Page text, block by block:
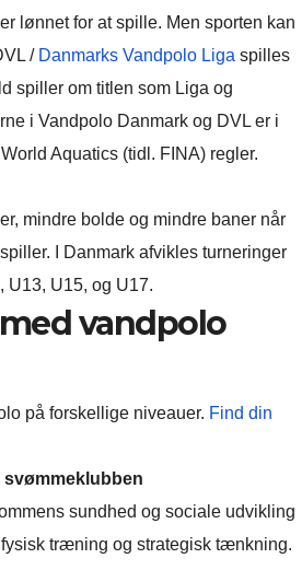
lønnet for at spille. Men sporten kan
/ Danmarks Vandpolo Liga spilles
spiller om titlen som Liga og
i Vandpolo Danmark og DVL er i
Aquatics (tidl. FINA) regler.
mindre bolde og mindre baner når
I Danmark afvikles turneringer
U13, U15, og U17.
vandpolo
på forskellige niveauer. Find din
svømmeklubben
sundhed og sociale udvikling
træning og strategisk tænkning.